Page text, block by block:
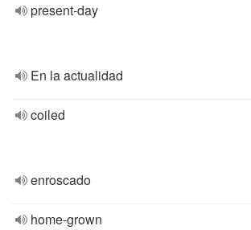
present-day
En la actualidad
coiled
enroscado
home-grown